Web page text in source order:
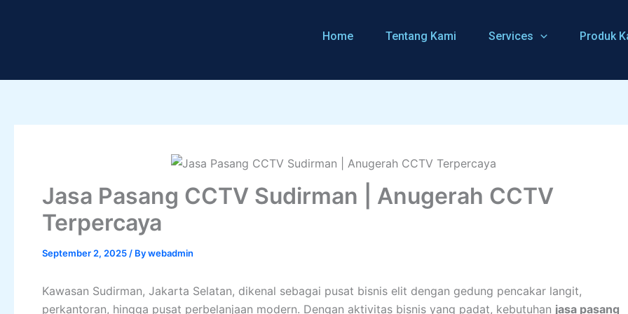
Home Tentang Kami Services Produk
Jasa Pasang CCTV Sudirman | Anugerah CCTV
Terpercaya
September 2, 2025 / Bywebadmin
Kawasan Sudirman, Jakarta Selatan, dikenal sebagai pusat bisnis elit dengan gedung pencakar langit,
perkantoran, hingga pusat perbelanjaan modern. Dengan aktivitas bisnis yang padat, kebutuhan jasa pasang